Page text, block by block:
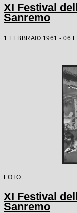
XI Festival
Sanremo
1 FEBBRAIO 1961 - 06
FOTO
XI Festival
Sanremo